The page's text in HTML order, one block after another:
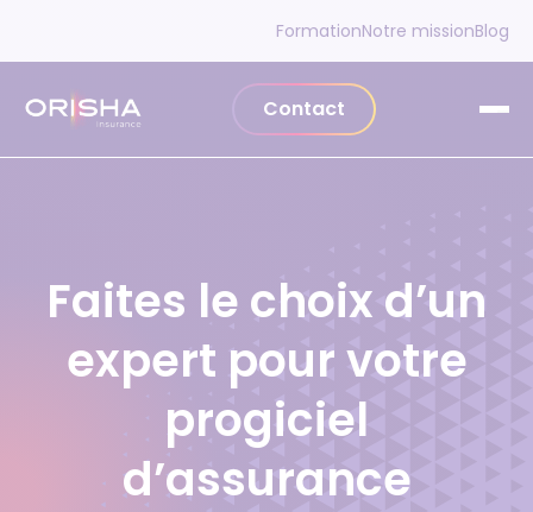
FormationNotre missionBlog
Contact
Faites le choix d’un
expert pour votre
progiciel
d’assurance